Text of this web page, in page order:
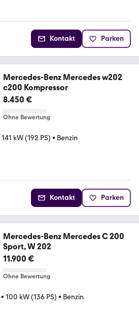
Kontakt Parken
Mercedes-Benz Mercedes w202
c200 Kompressor
8.450 €
Ohne Bewertung
141 kW (192 PS) • Benzin
Kontakt Parken
Mercedes-Benz Mercedes C 200
Sport, W 202
11.900 €
Ohne Bewertung
• 100 kW (136 PS) • Benzin